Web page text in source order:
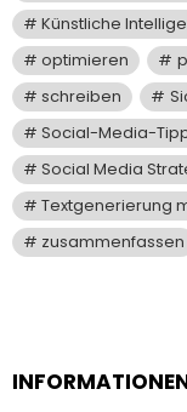
Künstliche
optimieren
schreiben
Social-Media-
Social Media
Textgenerierung
zusammenfassen